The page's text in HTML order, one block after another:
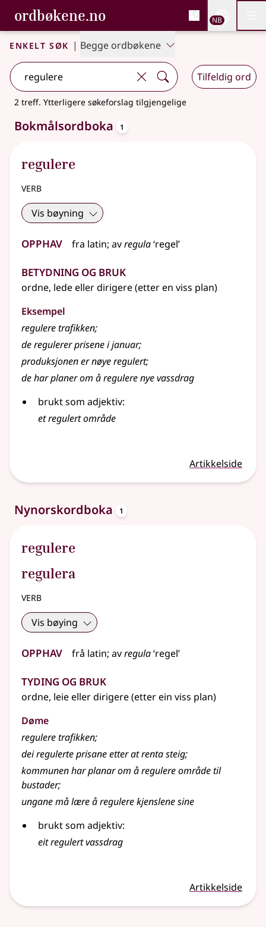
Gå til hovedinnhold
Tilgjengelighet
ordbøkene.no, Bokmålsordboka og
Bokmålsordboka og Nynorskordboka
NB
Enkelt søk | Begge ordbøkene
Tilfeldig ord
2 treff. Ytterligere søkeforslag tilgjengelige
Bokmålsordboka 1
regulere
verb
Vis bøyning
Opphav fra latin; avregula‘regel’
Betydning og bruk
ordne, lede eller dirigere (etter en viss plan)
Eksempel
reguleretrafikken;
de regulerer prisene i januar;
produksjonen er nøye regulert;
de har planer om å regulere nye vassdrag
brukt som adjektiv:
et regulert område
Artikkelside
Nynorskordboka 1
regulere
regulera
verb
Vis bøying
Opphav frå latin; avregula‘regel’
Tyding og bruk
ordne, leie eller dirigere (etter ein viss plan)
Døme
regulere trafikken;
dei regulerte prisane etter at renta steig;
kommunen har planar om å regulere område til
bustader;
ungane må lære å regulere kjenslene sine
brukt som adjektiv:
eit regulert vassdrag
Artikkelside